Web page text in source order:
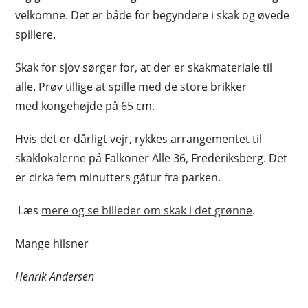
velkomne. Det er både for begyndere i skak og øvede
spillere.
Skak for sjov sørger for, at der er skakmateriale til
alle. Prøv tillige at spille med de store brikker
med kongehøjde på 65 cm.
Hvis det er dårligt vejr, rykkes arrangementet til
skaklokalerne på Falkoner Alle 36, Frederiksberg. Det
er cirka fem minutters gåtur fra parken.
Læs mere og se billeder om skak i det grønne.
Mange hilsner
Henrik Andersen